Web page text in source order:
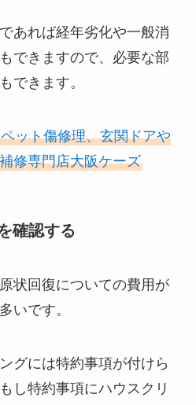
あれば経年劣化や一般消
できますので、必要な部
できます。
ット傷修理、玄関ドアや
修専門店大阪ケーズ
確認する
状回復についての費用が
いです。
グには特約事項が付けら
し特約事項にハウスクリ